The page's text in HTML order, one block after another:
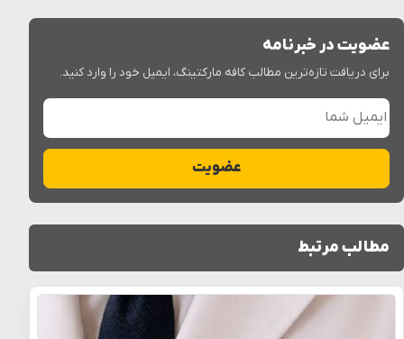
عضویت در خبرنامه
برای دریافت تازه‌ترین مطالب کافه مارکتینگ، ایمیل خود را وارد کنید.
ایمیل شما
عضویت
مطالب مرتبط